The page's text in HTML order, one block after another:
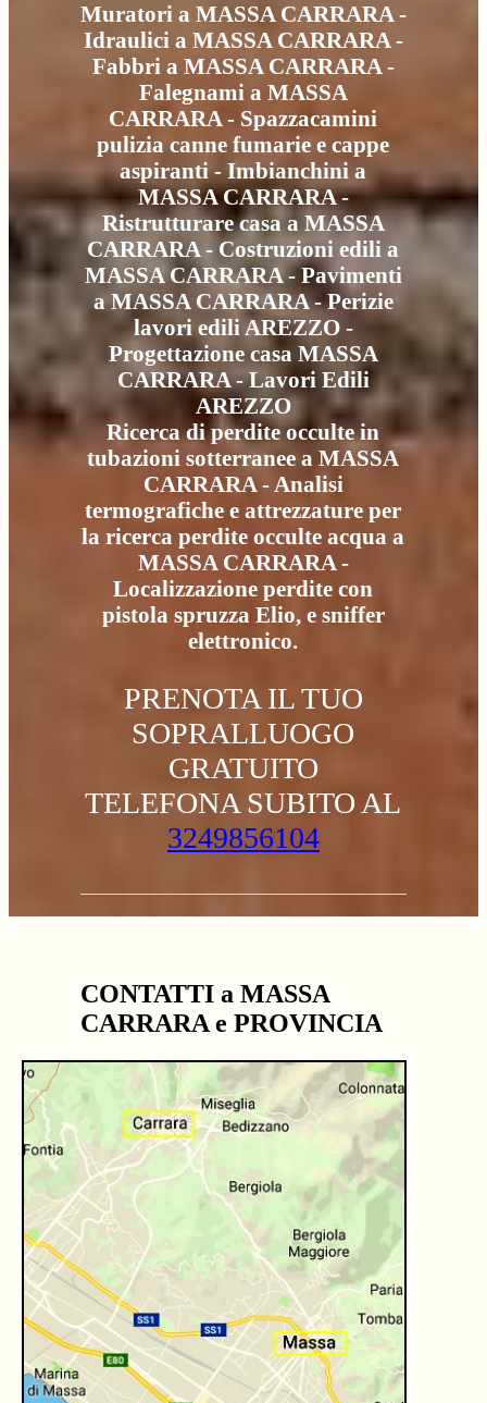
Muratori a MASSA CARRARA -
Idraulici a MASSA CARRARA -
Fabbri a MASSA CARRARA -
Falegnami a MASSA
CARRARA - Spazzacamini
pulizia canne fumarie e cappe
aspiranti - Imbianchini a
MASSA CARRARA -
Ristrutturare casa a MASSA
CARRARA - Costruzioni edili a
MASSA CARRARA - Pavimenti
a MASSA CARRARA - Perizie
lavori edili AREZZO -
Progettazione casa MASSA
CARRARA - Lavori Edili
AREZZO
Ricerca di perdite occulte in
tubazioni sotterranee a MASSA
CARRARA - Analisi
termografiche e attrezzature per
la ricerca perdite occulte acqua a
MASSA CARRARA -
Localizzazione perdite con
pistola spruzza Elio, e sniffer
elettronico.
PRENOTA IL TUO
SOPRALLUOGO
GRATUITO
TELEFONA SUBITO AL
3249856104
CONTATTI a MASSA
CARRARA e PROVINCIA